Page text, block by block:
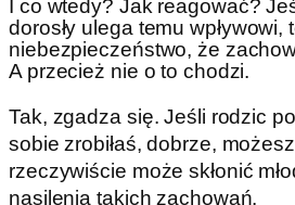
I co wtedy? Jak reagować?
dorosły ulega temu wpływowi,
niebezpieczeństwo, że
A przecież nie o to chodzi.
Tak, zgadza się. Jeśli rodzic
sobie zrobiłaś, dobrze,
rzeczywiście może skłonić
nasilenia takich zachowań.